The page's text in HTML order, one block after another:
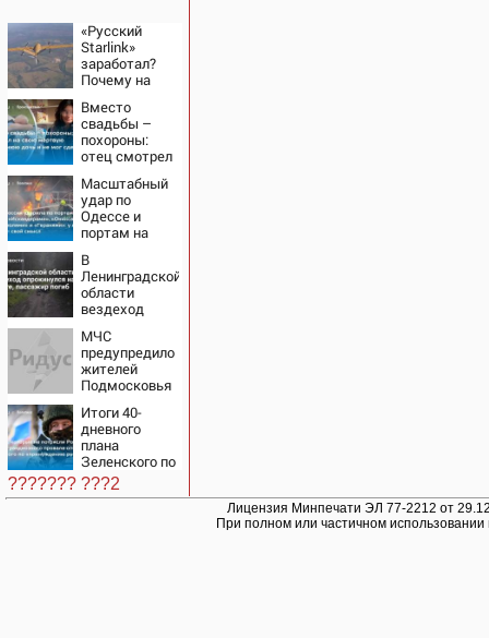
«Русский
Starlink»
заработал?
Почему на
кратно
увеличилась
точность
попаданий по
объектам ВСУ
Вместо
свадьбы –
похороны:
отец смотрел
мертвую 16-
летнюю дочь
и не мог
сдержать
слезы
Масштабный
удар по
Одессе и
портам на
Последние
новости,
подробности
об ударах
России 9
августа 2026
года
В
Ленинградской
области
вездеход
на дороге,
пассажир
погиб
МЧС
предупредило
жителей
Подмосковья
атаки дронов
Итоги 40-
дневного
плана
Зеленского по
принуждению
к миру: как
??????? ???2
Лицензия Минпечати ЭЛ 77-2212 от
При полном или частичном